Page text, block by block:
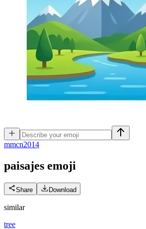
mmcn2014
paisajes emoji
Share Download
similar
tree